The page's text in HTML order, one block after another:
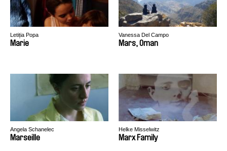
Letiția Popa
Marie
Vanessa Del Campo
Mars, Oman
Angela Schanelec
Marseille
Helke Misselwitz
Marx Family